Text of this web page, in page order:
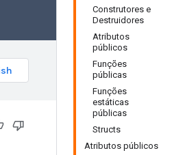
Construtores e
Destruidores
Atributos
públicos
Funções
públicas
Funções
estáticas
públicas
Structs
Atributos públicos